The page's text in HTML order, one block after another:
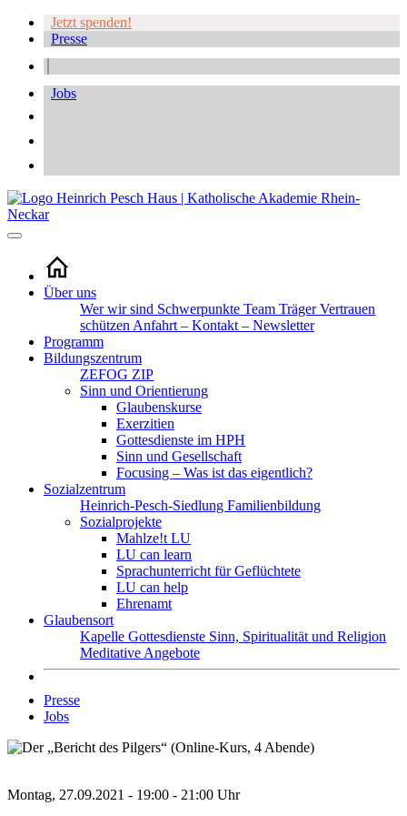
Jetzt spenden!
Presse
Jobs
Über uns
Wer wir sind Schwerpunkte Team TrägerVertrauen
schützen Anfahrt – Kontakt – Newsletter
Programm
Bildungszentrum
ZEFOG ZIP
Sinn und Orientierung
Glaubenskurse
Exerzitien
Gottesdienste im HPH
Sinn und Gesellschaft
Focusing – Was ist das eigentlich?
Sozialzentrum
Heinrich-Pesch-Siedlung Familienbildung
Sozialprojekte
Mahlze!t LU
LU can learn
Sprachunterricht für Geflüchtete
LU can help
Ehrenamt
Glaubensort
Kapelle Gottesdienste Sinn, Spiritualität und Religion
Meditative Angebote
Presse
Jobs
Montag, 27.09.2021 - 19:00 - 21:00 Uhr